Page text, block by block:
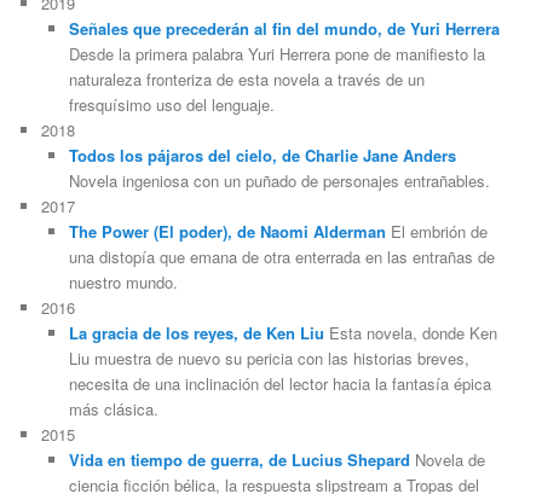
Señales que precederán al fin del mundo, de Yuri Herrera
Desde la primera palabra Yuri Herrera pone de manifiesto la
naturaleza fronteriza de esta novela a través de un
fresquísimo uso del lenguaje.
2018
Todos los pájaros del cielo, de Charlie Jane Anders
Novela ingeniosa con un puñado de personajes entrañables.
2017
The Power (El poder), de Naomi Alderman El embrión de
una distopía que emana de otra enterrada en las entrañas de
nuestro mundo.
2016
La gracia de los reyes, de Ken Liu Esta novela, donde Ken
Liu muestra de nuevo su pericia con las historias breves,
necesita de una inclinación del lector hacia la fantasía épica
más clásica.
2015
Vida en tiempo de guerra, de Lucius Shepard Novela de
ciencia ficción bélica, la respuesta slipstream a Tropas del